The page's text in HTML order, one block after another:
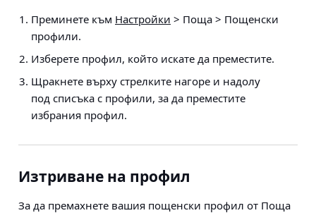
Преминете към Настройки > Поща > Пощенски
профили.
Изберете профил, който искате да преместите.
Щракнете върху стрелките нагоре и надолу
под списъка с профили, за да преместите
избрания профил.
Изтриване на профил
За да премахнете вашия пощенски профил от Поща